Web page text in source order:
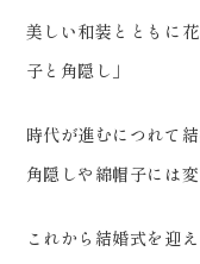
美しい和装とともに
子と角隠し」
時代が進むにつれて
角隠しや綿帽子には
これから結婚式を迎